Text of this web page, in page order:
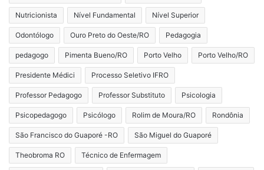
Nutricionista Nível Fundamental Nível Superior
Odontólogo Ouro Preto do Oeste/RO Pedagogia
pedagogo Pimenta Bueno/RO Porto Velho Porto Velho/RO
Presidente Médici Processo Seletivo IFRO
Professor Pedagogo Professor Substituto Psicologia
Psicopedagogo Psicólogo Rolim de Moura/RO Rondônia
São Francisco do Guaporé -RO São Miguel do Guaporé
Theobroma RO Técnico de Enfermagem